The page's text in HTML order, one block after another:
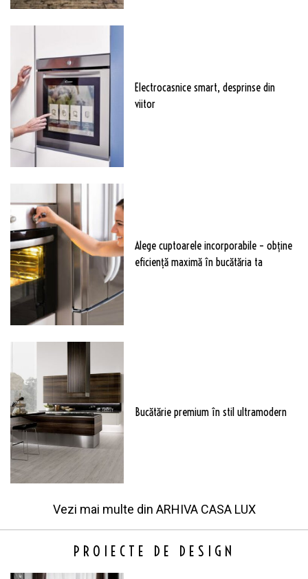
Electrocasnice smart, desprinse din
viitor
Alege cuptoarele incorporabile – obține
eficiență maximă în bucătăria ta
Bucătărie premium în stil ultramodern
Vezi mai multe din ARHIVA CASA LUX
PROIECTE DE DESIGN